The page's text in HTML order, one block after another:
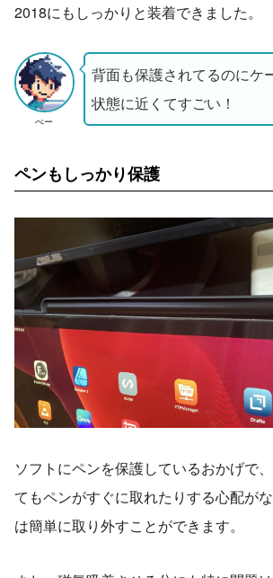
2018にもしっかりと装着できました。
ぺー
背面も保護されてるのにケ
状態に近くてすごい！
ペンもしっかり保護
ソフトにペンを保護しているおかげで
てもペンがすぐに取れたりする心配が
は簡単に取り外すことができます。